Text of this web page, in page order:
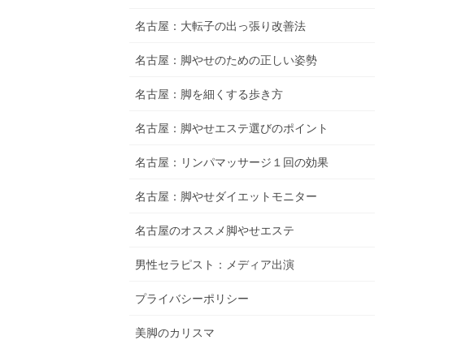
名古屋：大転子の出っ張り改善法
名古屋：脚やせのための正しい姿勢
名古屋：脚を細くする歩き方
名古屋：脚やせエステ選びのポイント
名古屋：リンパマッサージ１回の効果
名古屋：脚やせダイエットモニター
名古屋のオススメ脚やせエステ
男性セラピスト：メディア出演
プライバシーポリシー
美脚のカリスマ